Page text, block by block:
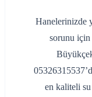
Hanelerinizde
sorunu için
en kaliteli